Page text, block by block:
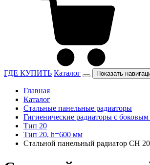
ГДЕ КУПИТЬ Каталог Показать
Главная
Каталог
Стальные панельные радиаторы
Гигиенические радиаторы c
Тип 20
Тип 20, h=600 мм
Стальной панельный радиатор CH